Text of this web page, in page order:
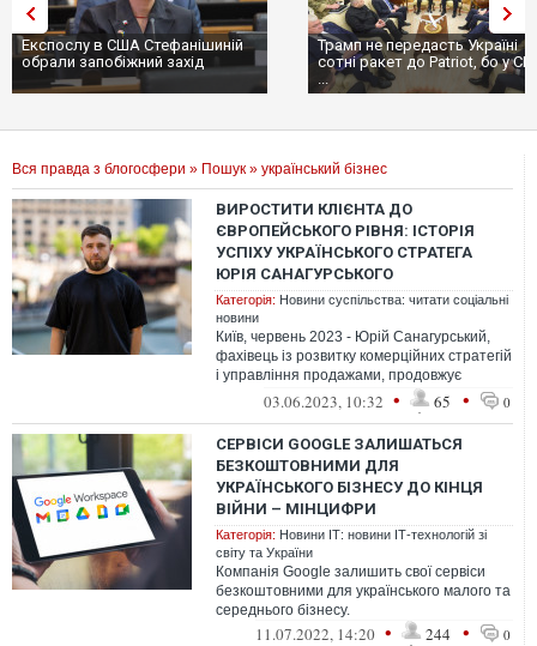
Експослу в США Стефанішиній
обрали запобіжний захід
Трамп не передасть Україні
сотні ракет до Patriot, бо у
...
Вся правда з блогосфери » Пошук » український бізнес
ВИРОСТИТИ КЛІЄНТА ДО
ЄВРОПЕЙСЬКОГО РІВНЯ: ІСТОРІЯ
УСПІХУ УКРАЇНСЬКОГО СТРАТЕГА
ЮРІЯ САНАГУРСЬКОГО
Категорія: Новини суспільства: читати соціальні
новини
Київ, червень 2023 - Юрій Санагурський,
фахівець із розвитку комерційних стратегій
і управління продажами, продовжує
демонструвати системний підхід до...
03.06.2023, 10:32 • 65 • 0
СЕРВІСИ GOOGLE ЗАЛИШАТЬСЯ
БЕЗКОШТОВНИМИ ДЛЯ
УКРАЇНСЬКОГО БІЗНЕСУ ДО КІНЦЯ
ВІЙНИ – МІНЦИФРИ
Категорія: Новини ІТ: новини ІТ-технологій зі
світу та України
Компанія Google залишить свої сервіси
безкоштовними для українського малого та
середнього бізнесу.
11.07.2022, 14:20 • 244 • 0